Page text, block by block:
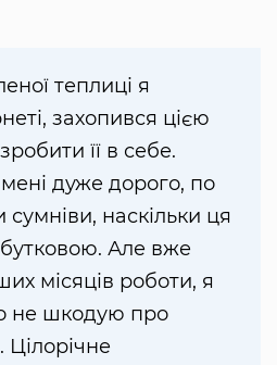
теплиці я
захопився цією
її в себе.
дуже дорого, по
наскільки ця
Але вже
місяців роботи, я
не шкодую про
Цілорічне